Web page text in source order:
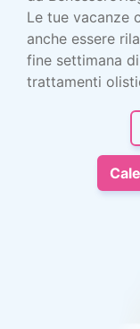
Le tue vacanze
anche essere
fine settimana
trattamenti